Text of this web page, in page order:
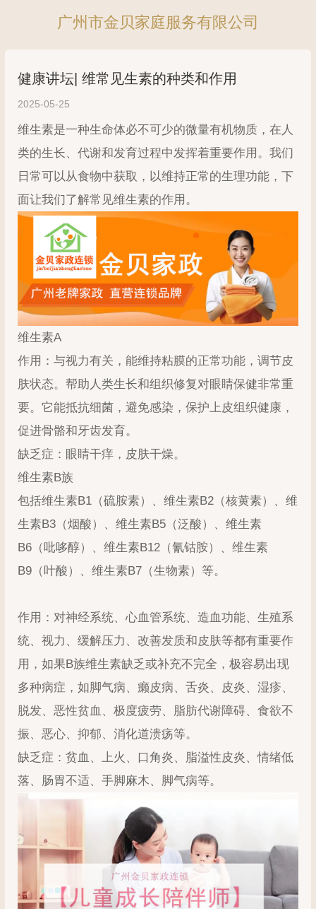
广州市金贝家庭服务有限公司
健康讲坛| 维常见生素的种类和作用
2025-05-25
维生素是一种生命体必不可少的微量有机物质，在人
类的生长、代谢和发育过程中发挥着重要作用。我们
日常可以从食物中获取，以维持正常的生理功能，下
面让我们了解常见维生素的作用。
维生素A
作用：与视力有关，能维持粘膜的正常功能，调节皮
肤状态。帮助人类生长和组织修复对眼睛保健非常重
要。它能抵抗细菌，避免感染，保护上皮组织健康，
促进骨骼和牙齿发育。
缺乏症：眼睛干痒，皮肤干燥。
维生素B族
包括维生素B1（硫胺素）、维生素B2（核黄素）、维
生素B3（烟酸）、维生素B5（泛酸）、维生素
B6（吡哆醇）、维生素B12（氰钴胺）、维生素
B9（叶酸）、维生素B7（生物素）等。
作用：对神经系统、心血管系统、造血功能、生殖系
统、视力、缓解压力、改善发质和皮肤等都有重要作
用，如果B族维生素缺乏或补充不完全，极容易出现
多种病症，如脚气病、癞皮病、舌炎、皮炎、湿疹、
脱发、恶性贫血、极度疲劳、脂肪代谢障碍、食欲不
振、恶心、抑郁、消化道溃疡等。
缺乏症：贫血、上火、口角炎、脂溢性皮炎、情绪低
落、肠胃不适、手脚麻木、脚气病等。